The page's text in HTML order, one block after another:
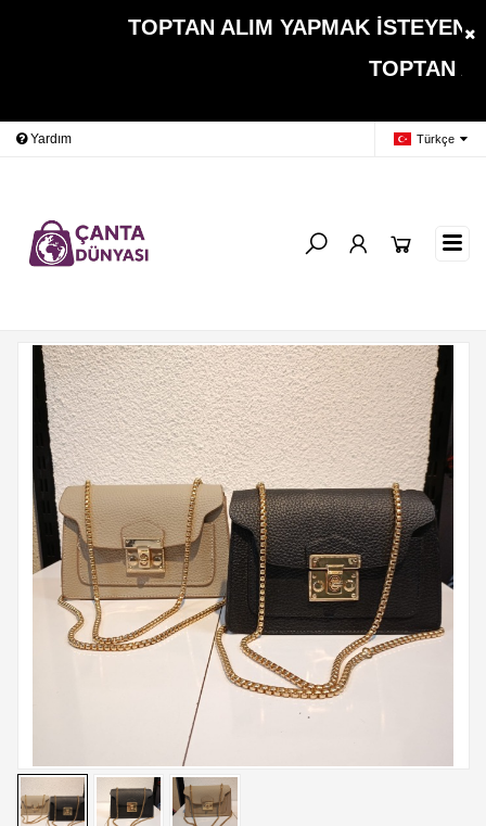
TOPTAN ALIM YAPMAK İSTEYEN
TOPTAN
Yardım Türkçe